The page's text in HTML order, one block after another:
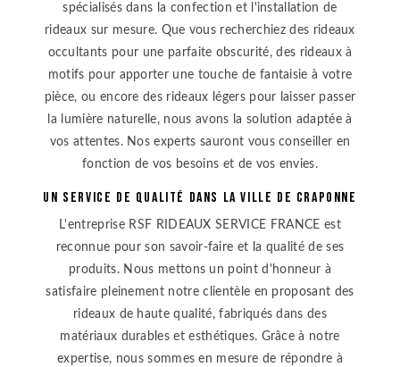
spécialisés dans la confection et l'installation de
rideaux sur mesure. Que vous recherchiez des rideaux
occultants pour une parfaite obscurité, des rideaux à
motifs pour apporter une touche de fantaisie à votre
pièce, ou encore des rideaux légers pour laisser passer
la lumière naturelle, nous avons la solution adaptée à
vos attentes. Nos experts sauront vous conseiller en
fonction de vos besoins et de vos envies.
Un service de qualité dans la ville de Craponne
L'entreprise RSF RIDEAUX SERVICE FRANCE est
reconnue pour son savoir-faire et la qualité de ses
produits. Nous mettons un point d'honneur à
satisfaire pleinement notre clientèle en proposant des
rideaux de haute qualité, fabriqués dans des
matériaux durables et esthétiques. Grâce à notre
expertise, nous sommes en mesure de répondre à